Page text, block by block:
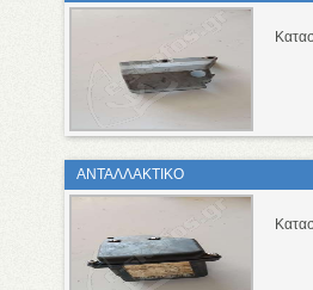
ΑΝΤΑΛΛΑΚΤΙΚΟ